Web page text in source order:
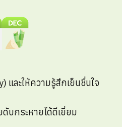
ละให้ความรู้สึกเย็นชื่นใจ
บกระหายได้ดีเยี่ยม